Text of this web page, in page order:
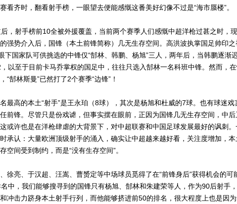
看齐时，翻看射手榜，一眼望去便能感慨这番美好幻像不过是“海市蜃楼”。
射手榜前10全被外援覆盖，当前两个赛季人们感慨中超洋枪过甚之时，
强势介入后，国锋（本土前锋简称）几无生存空间。高洪波执掌国足帅印之
下国家队可供挑选的中锋仅“郜林、韩鹏、杨旭”三人，两年后，当韩鹏逐渐
以至于目前卡马乔掌权的国足中，往往只选入郜林一名科班中锋。然而，
“郜林斯曼”已然打了2个赛季“边锋”！
高的本土“射手”是王永珀（8球），其次是杨旭和杜威的7球。也有球迷戏
前锋。尽管只是份戏谑，但事实摆在眼前，正因为国锋几无生存空间，中后
或许也是在洋枪肆虐的大背景下，对中超联赛和中国足球发展最好的讽刺。
承认：大量欧洲顶级射手的涌入，确实让中超越来越好看，关注度增加，本
空间受到制约，而是“没有生存空间”。
亮、于汉超、汪嵩、曹赟定等中场球员觅得了在“前锋身后”获得机会的可
中，我们能够搜寻到的国锋只有杨旭、郜林和朱建荣等人，作为90后射手
冲击力跻身本土射手行列，而他能够挤进前50的排名，很大程度上也是因